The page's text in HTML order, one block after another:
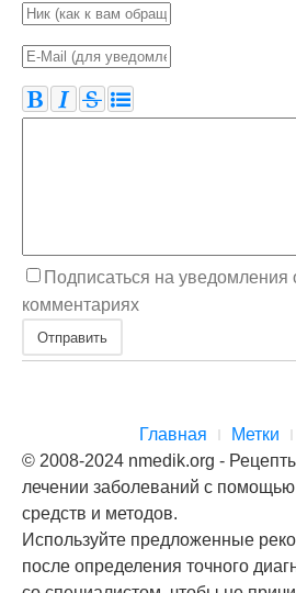
Подписаться на уведомления
комментариях
Отправить
Главная Метки
© 2008-2024 nmedik.org -
лечении заболеваний с
средств и методов.
Используйте предложенные
после определения точного